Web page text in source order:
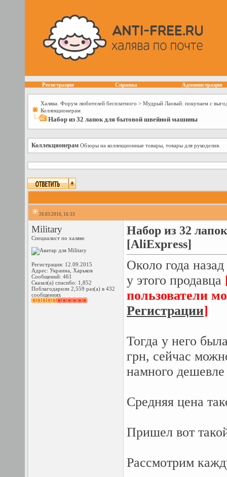
Регистрация Справка Администрация
Халява. Форум любителей бесплатного > Мудрый Лаовай: покупаем с
Коллекционерам
Набор из 32 лапок для бытовой швейной машины
Коллекционерам Обзоры на коллекционные товары, товары для рукоделия.
26.03.2016, 16:33
Military
Специалист по халяве
Регистрация: 12.09.2015
Адрес: Украина, Харьков
Сообщений: 461
Сказал(а) спасибо: 1,852
Поблагодарили 2,559 раз(а) в 432
сообщениях
Набор из 32
[AliExpress]
Около года
у этого продавца
пользователи
Регистрации]
Тогда у него
грн, сейчас
намного
Средняя цена
Пришел вот
Рассмотрим